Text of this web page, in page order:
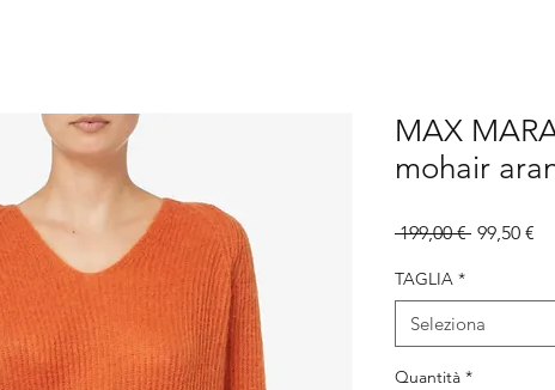
MAX
mohair
199,00 € Prezzo
99,50 €
TAGLIA *
Seleziona
Quantità *